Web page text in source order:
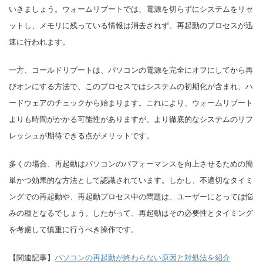
いきましょう。ウォームリブートでは、電源を切らずにシステムをリセ
ットし、メモリに残っている情報は消去されず、再起動のプロセスが迅
速に行われます。
一方、コールドリブートは、パソコンの電源を完全にオフにしてから再
びオンにする方法で、このプロセスではシステムの初期化が含まれ、ハ
ードウェアのチェックから始まります。これにより、ウォームリブート
よりも時間がかかる可能性がありますが、より徹底的なシステムのリフ
レッシュが期待できる点がメリットです。
多くの場合、再起動はパソコンのパフォーマンスを向上させるための簡
単かつ効果的な方法として認識されています。しかし、不適切なタイミ
ングでの再起動や、再起動プロセス中の問題は、ユーザーにとっては悩
みの種となるでしょう。したがって、再起動はその必要性とタイミング
を考慮して慎重に行うべき操作です。
【関連記事】 パソコンの再起動が終わらない原因と対処法を紹介